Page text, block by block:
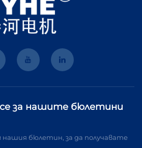
за нашите бюлетини
бюлетин, за да получавате